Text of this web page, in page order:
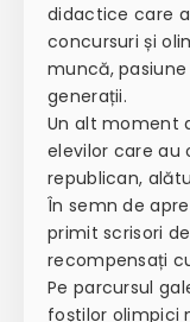
didactice care
concursuri și
muncă,
generații.
Un alt moment
elevilor care au
republican,
În semn de
primit scrisori
recompensați
Pe parcursul
foștilor olimpici